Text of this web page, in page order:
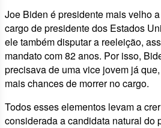
Joe Biden é presidente mais velho
cargo de presidente dos Estados
ele também disputar a reeleição,
mandato com 82 anos. Por isso,
precisava de uma vice jovem já
mais chances de morrer no cargo.
Todos esses elementos levam a
considerada a candidata natural do